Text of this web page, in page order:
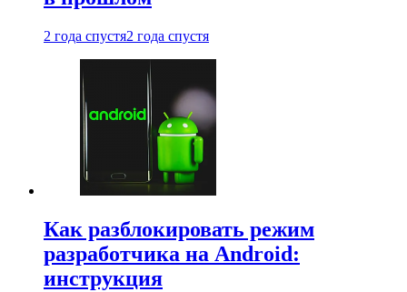
2 года спустя2 года спустя
Как разблокировать режим
разработчика на Android:
инструкция